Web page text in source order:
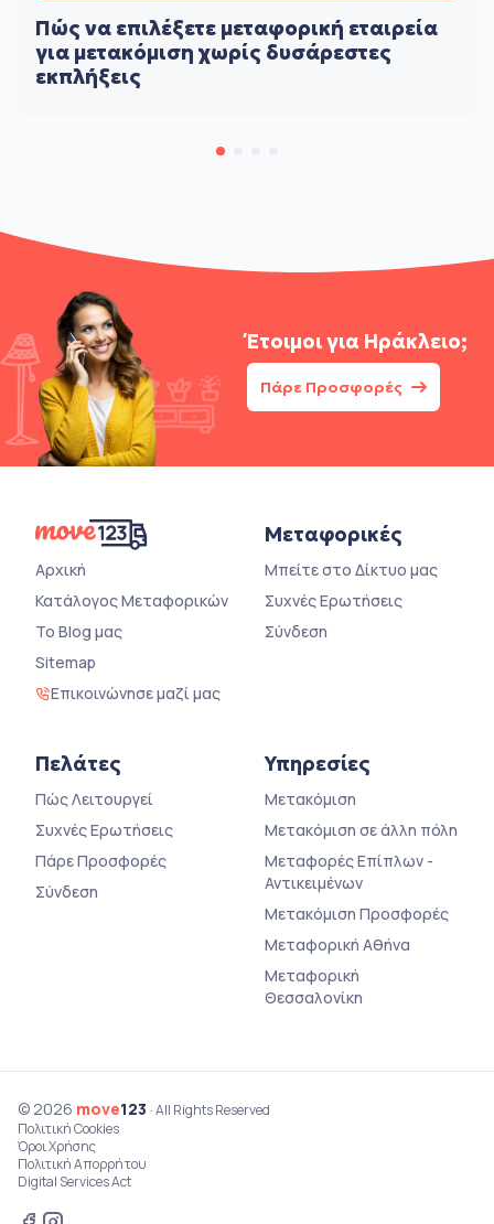
Πώς να επιλέξετε μεταφορική εταιρεία
για μετακόμιση χωρίς δυσάρεστες
εκπλήξεις
Έτοιμοι για Ηράκλειο;
Πάρε Προσφορές
Αρχική
Κατάλογος Μεταφορικών
Το Blog μας
Sitemap
Επικοινώνησε μαζί μας
Μεταφορικές
Μπείτε στο Δίκτυο μας
Συχνές Ερωτήσεις
Σύνδεση
Πελάτες
Πώς Λειτουργεί
Συχνές Ερωτήσεις
Πάρε Προσφορές
Σύνδεση
Υπηρεσίες
Μετακόμιση
Μετακόμιση σε άλλη πόλη
Μεταφορές Επίπλων -
Αντικειμένων
Μετακόμιση Προσφορές
Μεταφορική Αθήνα
Μεταφορική
Θεσσαλονίκη
© 2026 move123 · All Rights Reserved
Πολιτική Cookies
Όροι Χρήσης
Πολιτική Απορρήτου
Digital Services Act